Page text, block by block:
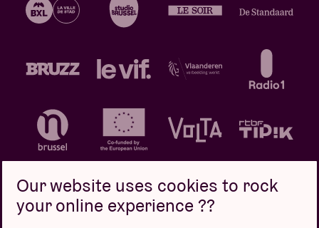
Our website uses cookies to rock
your online experience ??